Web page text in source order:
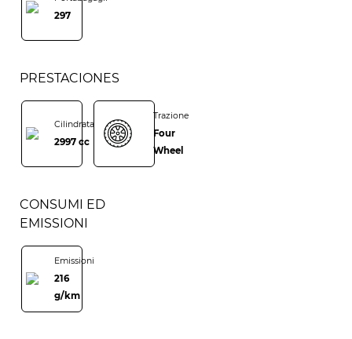
297
PRESTACIONES
Cilindrata
2997 cc
Trazione
Four
Wheel
CONSUMI ED
EMISSIONI
Emissioni
216
g/km